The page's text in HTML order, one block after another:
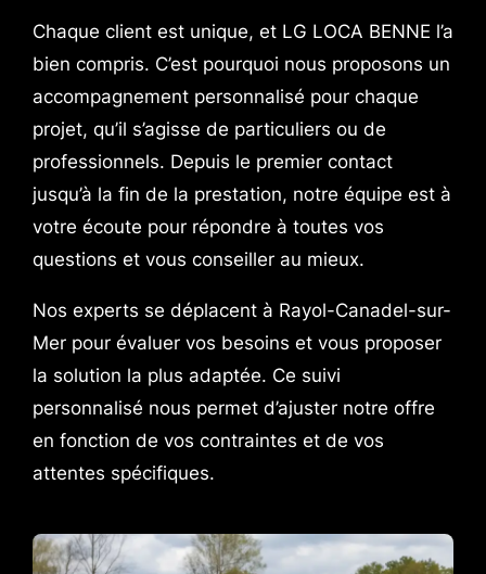
Chaque client est unique, et LG LOCA BENNE l’a
bien compris. C’est pourquoi nous proposons un
accompagnement personnalisé pour chaque
projet, qu’il s’agisse de particuliers ou de
professionnels. Depuis le premier contact
jusqu’à la fin de la prestation, notre équipe est à
votre écoute pour répondre à toutes vos
questions et vous conseiller au mieux.
Nos experts se déplacent à Rayol-Canadel-sur-
Mer pour évaluer vos besoins et vous proposer
la solution la plus adaptée. Ce suivi
personnalisé nous permet d’ajuster notre offre
en fonction de vos contraintes et de vos
attentes spécifiques.